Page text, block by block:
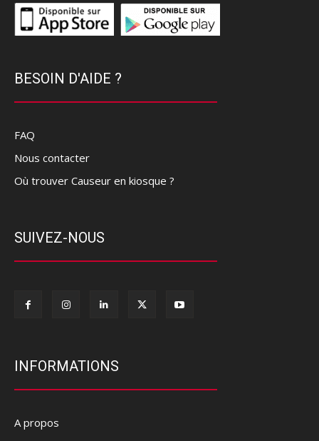
BESOIN D'AIDE ?
FAQ
Nous contacter
Où trouver Causeur en kiosque ?
SUIVEZ-NOUS
INFORMATIONS
A propos